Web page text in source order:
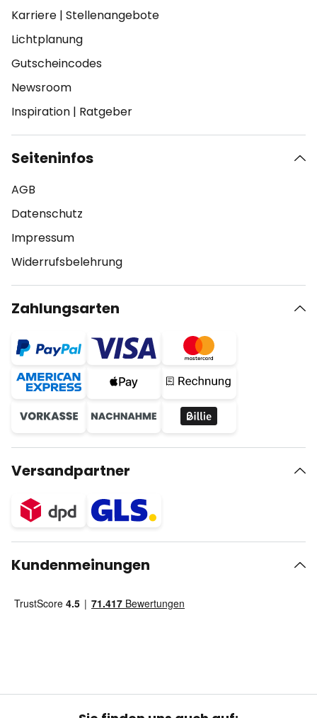
Karriere | Stellenangebote
Lichtplanung
Gutscheincodes
Newsroom
Inspiration | Ratgeber
Seiteninfos
AGB
Datenschutz
Impressum
Widerrufsbelehrung
Zahlungsarten
Versandpartner
Kundenmeinungen